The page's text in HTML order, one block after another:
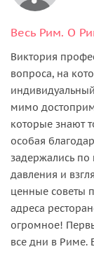
Весь Рим. О
Виктория
вопроса, на
мимо
которые знают
особая
задержались по
давления и
ценные советы
адреса
огромное!
все дни в Риме.